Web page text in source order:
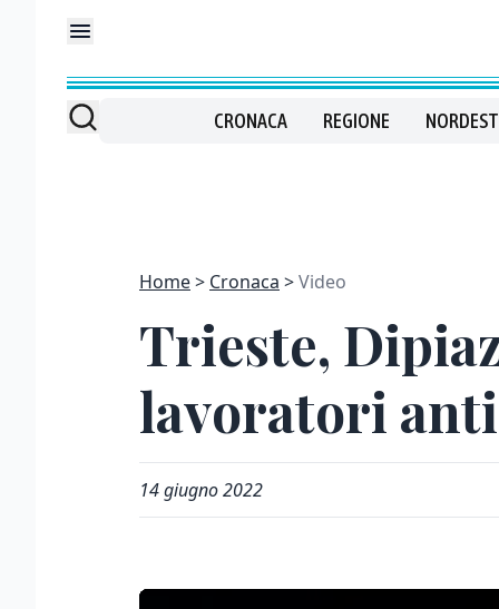
CRONACA REGIONE NORDEST
Home Cronaca Video
Trieste,
lavoratori
14 giugno 2022